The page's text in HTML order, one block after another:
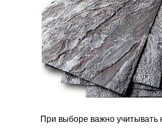
При выборе важно учитывать